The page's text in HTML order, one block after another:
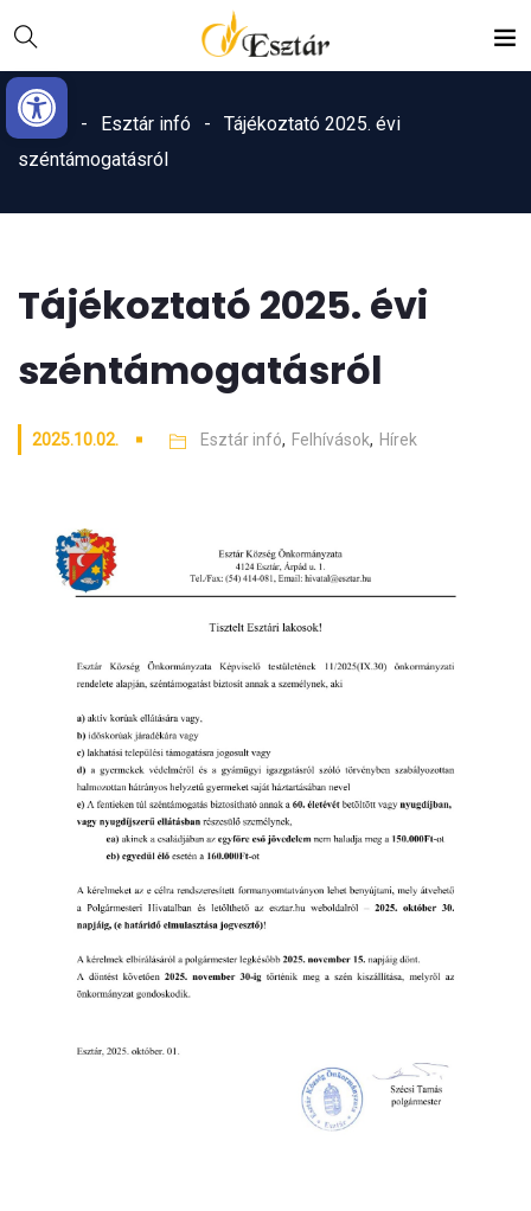
Eszköztár megnyitása
Content
navigációhoz
Home
Esztár infó
Tájékoztató 2025. évi
széntámogatásról
Tájékoztató 2025. évi
széntámogatásról
2025.10.02. Esztár infó, Felhívások, Hírek